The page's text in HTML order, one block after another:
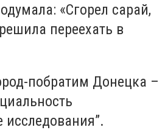
«Сгорел сарай,
переехать в
побратим Донецка –